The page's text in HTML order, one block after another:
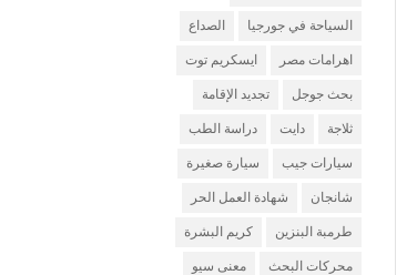
السياحة في جورجيا الصداع
اهرامات مصر ايسكريم توت
بحث جوجل تجديد الإقامة
ثلاجة دايت دراسة الطب
سيارات جيب سيارة صغيرة
شانجان شهادة العمل الحر
طرمبة البنزين كريم البشرة
محركات البحث معنى سيو